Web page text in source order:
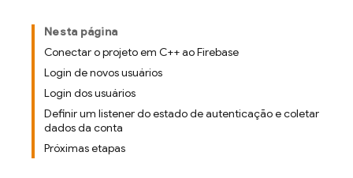
Nesta página
Conectar o projeto em C++ ao Firebase
Login de novos usuários
Login dos usuários
Definir um listener do estado de autenticação e coletar
dados da conta
Próximas etapas